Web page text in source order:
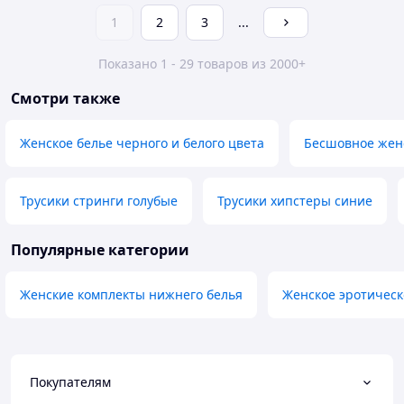
1 2 3 ...
Показано 1 - 29 товаров из 2000+
Смотри также
Женское белье черного и белого цвета Бесшовное
Трусики стринги голубые Трусики хипстеры синие
Популярные категории
Женские комплекты нижнего белья Женское
Покупателям